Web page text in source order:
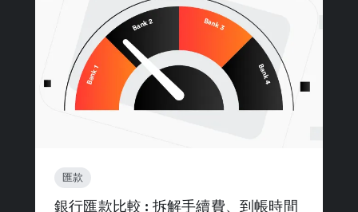
匯款
銀行匯款比較 : 拆解手續費、到帳時間